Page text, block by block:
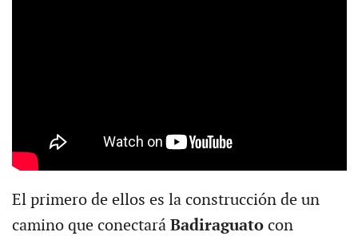
El primero de ellos es la construcción de un
camino que conectará Badiraguato con